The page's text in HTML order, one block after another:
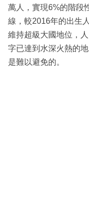
萬人，實現6%的階段
線，較2016年的出生
維持超級大國地位，
字已達到水深火熱的
是難以避免的。